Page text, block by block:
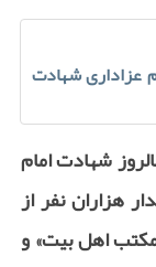
عزاداری شهادت
شهادت امام‌
هزاران نفر از
اهل بیت» و